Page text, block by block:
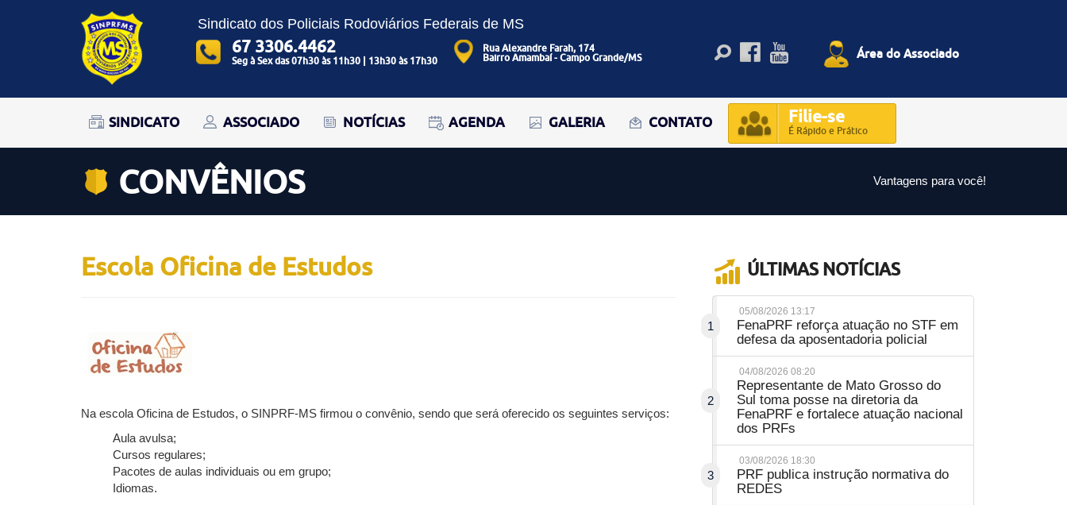
Sindicato dos Policiais Rodoviários Federais de MS
67 3306.4462
Seg à Sex das 07h30 às 11h30 | 13h30 às 17h30
Rua Alexandre Farah, 174
Bairro Amambaí - Campo Grande/MS
Área do Associado
SINDICATO ASSOCIADO NOTÍCIAS AGENDA GALERIA CONTATO Filie-se
É Rápido e Prático
CONVÊNIOS Vantagens para você!
Escola Oficina de Estudos
Na escola Oficina de Estudos, o SINPRF-MS firmou o convênio, sendo que será oferecido os seguintes serviços:
Aula avulsa;
Cursos regulares;
Pacotes de aulas individuais ou em grupo;
Idiomas.
ÚLTIMAS NOTÍCIAS
1
05/08/2026 13:17
FenaPRF reforça atuação no STF em
defesa da aposentadoria policial
2
04/08/2026 08:20
Representante de Mato Grosso do
Sul toma posse na diretoria da
FenaPRF e fortalece atuação nacional
dos PRFs
3
03/08/2026 18:30
PRF publica instrução normativa do
REDES